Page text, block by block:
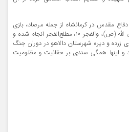
دفاع مقدس در کرمانشاه از جمله مرصاد، بازی‌
دراز، تنگ حاجیان، محمد رسول‌ الله (ص)، والفجر ۱۰، مطلع‌الفجر انجام شده و
زرده و دیره شهرستان دالاهو در دوران جنگ
و اینها همگی سندی بر حقانیت و مظلومیت